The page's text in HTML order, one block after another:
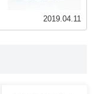
2019.04.11